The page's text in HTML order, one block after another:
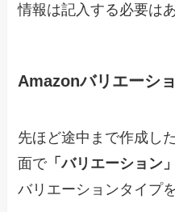
情報は記入する必要は
Amazonバリエーシ
先ほど途中まで作成し
面で「バリエーション
バリエーションタイプ